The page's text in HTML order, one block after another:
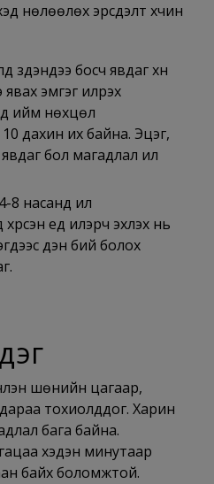
нөлөөлөх эрсдэлт хүчин
зүүдэндээ босч явдаг хүн
явах эмгэг илрэх
ийм нөхцөл
10 дахин их байна. Эцэг,
бол магадлал илүү
насанд илүү
үед илэрч эхлэх нь
үүдэн бий болох
шөнийн цагаар,
тохиолддог. Харин
бага байна.
хэдэн минутаар
байх боломжтой.